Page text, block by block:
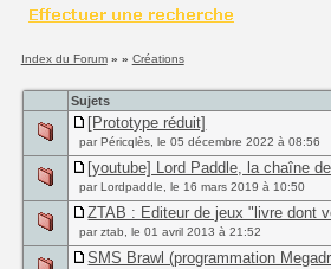
Index du Forum» » Créations
Sujets
[Prototype réduit]
par Péricqlès, le 05 décembre 2022 à 08:56
[youtube] Lord Paddle, la chaîne
par Lordpaddle, le 16 mars 2019 à 10:50
ZTAB : Editeur de jeux "livre dont
par ztab, le 01 avril 2013 à 21:52
SMS Brawl (programmation